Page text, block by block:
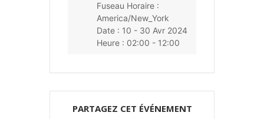
Fuseau Horaire :
America/New_York
Date : 10 - 30 Avr 2024
Heure : 02:00 - 12:00
PARTAGEZ CET ÉVÉNEMENT